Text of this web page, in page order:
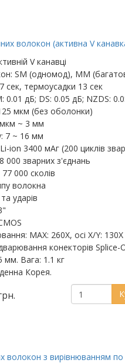
волокон (активна V
V канавці
SM (одномод), MM
сек, термоусадки 13 сек
0.01 дБ; DS: 0.05 дБ; NZDS:
мкм (без оболонки)
~ 3 мм
7 ~ 16 мм
ion 3400 мАг (200 циклів
000 зварних з'єднань
000 сколів
волокна
ударів
MAX: 260X, осі X/Y: 130X
конекторів Splice-
мм. Вага: 1.1 кг
Корея.
волокон з вирівнюванням по